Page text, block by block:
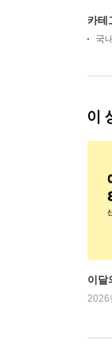
카테
국
이
이달
2026